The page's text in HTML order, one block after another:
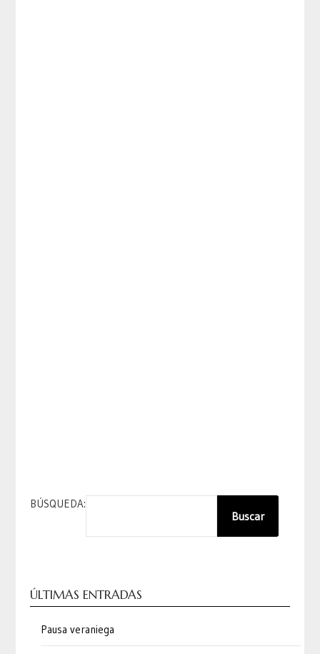
BÚSQUEDA:
Buscar
ÚLTIMAS ENTRADAS
Pausa veraniega